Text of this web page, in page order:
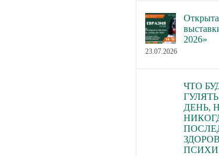
Открыта
2026»
23.07.2026
ЧТО
ДЕНЬ,